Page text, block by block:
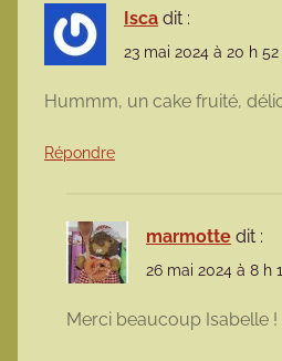
Isca dit :
23 mai 2024 à 20 h
Hummm, un cake fruité,
Répondre
marmotte dit :
26 mai 2024 à 8 h
Merci beaucoup Isabelle !